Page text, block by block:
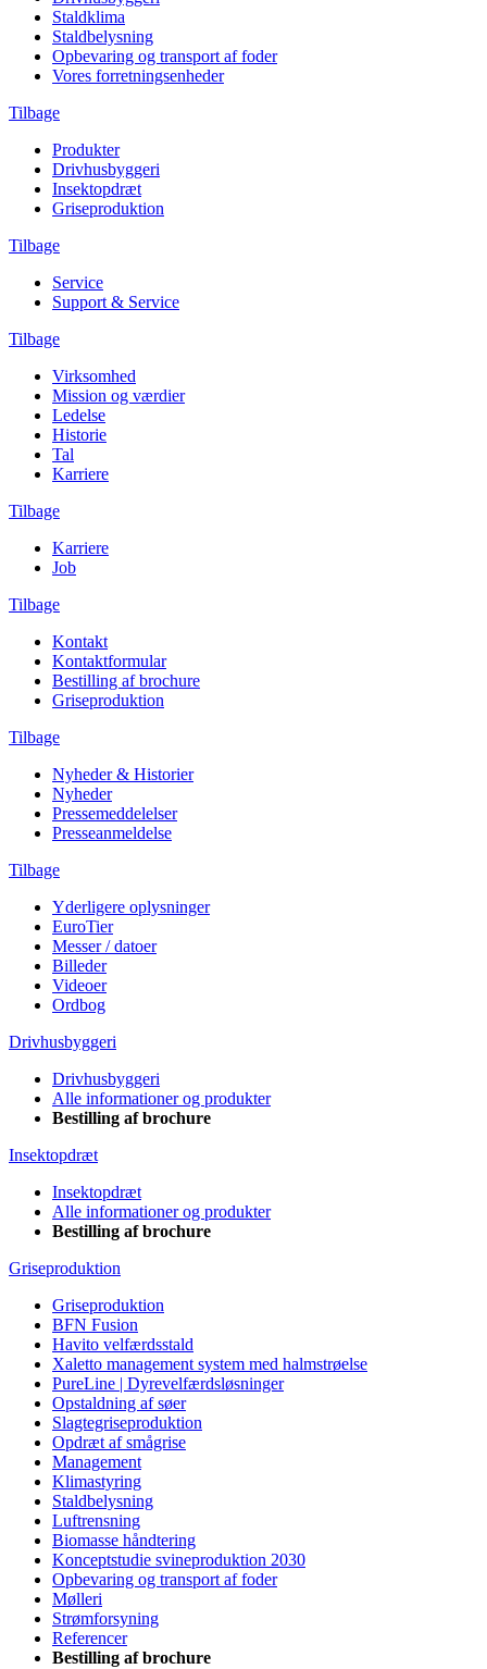
Staldklima
Staldbelysning
Opbevaring og transport af foder
Vores forretningsenheder
Tilbage
Produkter
Drivhusbyggeri
Insektopdræt
Griseproduktion
Tilbage
Service
Support & Service
Tilbage
Virksomhed
Mission og værdier
Ledelse
Historie
Tal
Karriere
Tilbage
Karriere
Job
Tilbage
Kontakt
Kontaktformular
Bestilling af brochure
Griseproduktion
Tilbage
Nyheder & Historier
Nyheder
Pressemeddelelser
Presseanmeldelse
Tilbage
Yderligere oplysninger
EuroTier
Messer / datoer
Billeder
Videoer
Ordbog
Drivhusbyggeri
Drivhusbyggeri
Alle informationer og produkter
Bestilling af brochure
Insektopdræt
Insektopdræt
Alle informationer og produkter
Bestilling af brochure
Griseproduktion
Griseproduktion
BFN Fusion
Havito velfærdsstald
Xaletto management system med halmstrøelse
PureLine | Dyrevelfærdsløsninger
Opstaldning af søer
Slagtegriseproduktion
Opdræt af smågrise
Management
Klimastyring
Staldbelysning
Luftrensning
Biomasse håndtering
Konceptstudie svineproduktion 2030
Opbevaring og transport af foder
Mølleri
Strømforsyning
Referencer
Bestilling af brochure